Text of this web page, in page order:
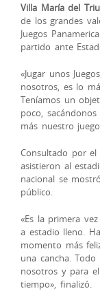
Villa María del
de los grandes
Juegos
partido ante
«Jugar unos
nosotros, es lo
Teníamos un
poco,
más nuestro
Consultado por
asistieron al
nacional se
público.
«Es la primera
a estadio lleno.
momento más
una cancha.
nosotros y para
tiempo», finalizó.